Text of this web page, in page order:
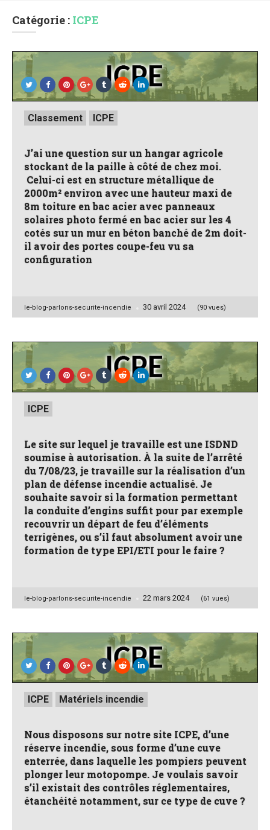
Catégorie : ICPE
Posted
inClassement ICPE
J’ai une question sur un hangar agricole
stockant de la paille à côté de chez moi.
Celui-ci est en structure métallique de
2000m² environ avec une hauteur maxi de
8m toiture en bac acier avec panneaux
solaires photo fermé en bac acier sur les 4
cotés sur un mur en béton banché de 2m doit-
il avoir des portes coupe-feu vu sa
configuration
Posted
le-blog-parlons-securite-incendie 30 avril 2024 (90 vues)
Posted
inICPE
Le site sur lequel je travaille est une ISDND
soumise à autorisation. À la suite de l’arrêté
du 7/08/23, je travaille sur la réalisation d’un
plan de défense incendie actualisé. Je
souhaite savoir si la formation permettant
la conduite d’engins suffit pour par exemple
recouvrir un départ de feu d’éléments
terrigènes, ou s’il faut absolument avoir une
formation de type EPI/ETI pour le faire ?
Posted
le-blog-parlons-securite-incendie 22 mars 2024 (61 vues)
Posted
inICPE Matériels incendie
Nous disposons sur notre site ICPE, d’une
réserve incendie, sous forme d’une cuve
enterrée, dans laquelle les pompiers peuvent
plonger leur motopompe. Je voulais savoir
s’il existait des contrôles réglementaires,
étanchéité notamment, sur ce type de cuve ?